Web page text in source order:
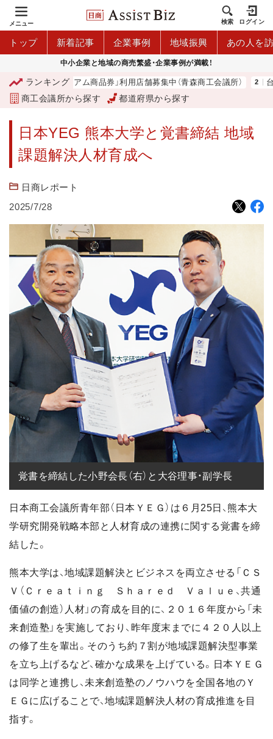
メニュー 検索 ログイン
トップ 新着記事 企業事例 地域振興 あの人を
中小企業と地域の商売繁盛・企業事例が満載！
ランキング
「青森市プレミアム商品券」利用店舗募集中（青森商工会議所） 台
商工会議所から探す 都道府県から探す
日本YEG 熊本大学と覚書締結 地域
課題解決人材育成へ
日商レポート
2025/7/28
覚書を締結した小野会長（右）と大谷理事・副学長
日本商工会議所青年部（日本ＹＥＧ）は６月25日、熊本大
学研究開発戦略本部と人材育成の連携に関する覚書を締
結した。
熊本大学は、地域課題解決とビジネスを両立させる「ＣＳ
Ｖ（Ｃｒｅａｔｉｎｇ Ｓｈａｒｅｄ Ｖａｌｕｅ、共通
価値の創造）人材」の育成を目的に、２０１６年度から「未
来創造塾」を実施しており、昨年度末までに４２０人以上
の修了生を輩出。そのうち約７割が地域課題解決型事業
を立ち上げるなど、確かな成果を上げている。日本ＹＥＧ
は同学と連携し、未来創造塾のノウハウを全国各地のＹ
ＥＧに広げることで、地域課題解決人材の育成推進を目
指す。